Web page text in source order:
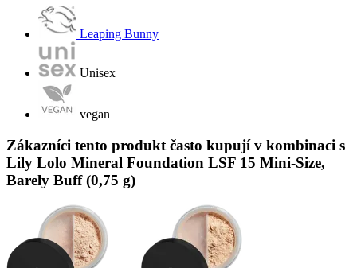
Leaping Bunny
Unisex
vegan
Zákazníci tento produkt často kupují v kombinaci s
Lily Lolo Mineral Foundation LSF 15 Mini-Size,
Barely Buff (0,75 g)